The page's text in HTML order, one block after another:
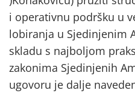
i operativnu podršku u
lobiranja u Sjedinjenim
skladu s najboljom
zakonima Sjedinjenih
ugovoru je dalje